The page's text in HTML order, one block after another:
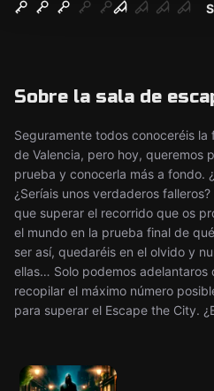
Sobre la sala de
Seguramente todos conoceréis
de Valencia, pero hoy, queremos
prueba y conocerla más a fondo.
¿Seríais unos verdaderos
que superar el recorrido que os
el mundo en la prueba final de
ser así, quedaréis en el olvido y
ellas… Solo podemos adelantaros
recopilar el máximo número
para superar el Escape the City.